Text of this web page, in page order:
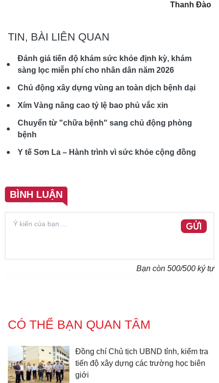
Thanh Đào
TIN, BÀI LIÊN QUAN
Đánh giá tiến độ khám sức khỏe định kỳ, khám
sàng lọc miễn phí cho nhân dân năm 2026
Chủ động xây dựng vùng an toàn dịch bệnh dại
Xím Vàng nâng cao tỷ lệ bao phủ vắc xin
Chuyển từ "chữa bệnh" sang chủ động phòng
bệnh
Y tế Sơn La – Hành trình vì sức khỏe cộng đồng
BÌNH LUẬN
GỬI
Bạn còn 500/500 ký tự
CÓ THỂ BẠN QUAN TÂM
Đồng chí Chủ tịch UBND tỉnh, kiểm tra
tiến độ xây dựng các trường học biên
giới